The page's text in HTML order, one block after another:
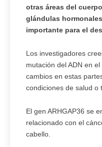
otras áreas del
glándulas
importante para el
Los investigadores
mutación del ADN en
cambios en estas
condiciones de salud o
El gen ARHGAP36 se
relacionado con el
cabello.